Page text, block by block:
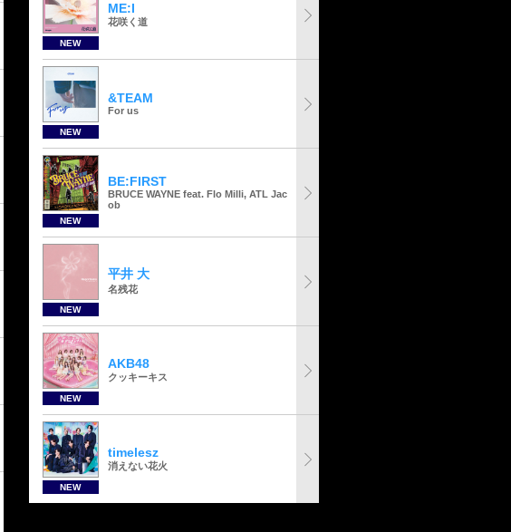
NEW
ME:I
花咲く道
NEW
&TEAM
For us
NEW
BE:FIRST
BRUCE WAYNE feat. Flo Milli, ATL Jac
ob
NEW
平井 大
名残花
NEW
AKB48
クッキーキス
NEW
timelesz
消えない花火